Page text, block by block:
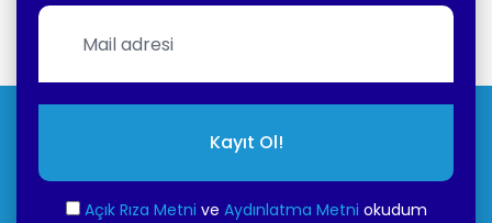
Kayıt Ol!
Açık Rıza Metni ve Aydınlatma Metni okudum